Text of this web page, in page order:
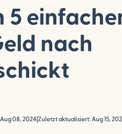
5
nach
08, 2024 Zuletzt aktualisiert: Aug 15,